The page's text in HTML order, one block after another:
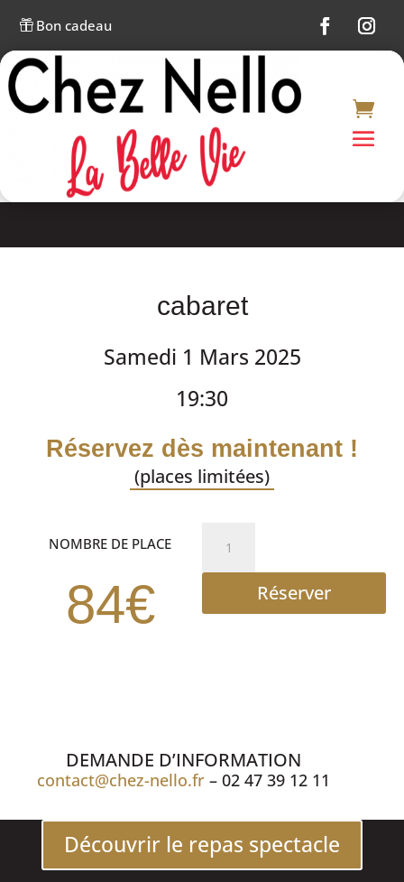
Bon cadeau
cabaret
Samedi 1 Mars 2025
19:30
Réservez dès maintenant !
(places limitées)
NOMBRE DE PLACE
84€
cabaret
Réserver
DEMANDE D’INFORMATION
contact@chez-nello.fr – 02 47 39 12 11
Découvrir le repas spectacle